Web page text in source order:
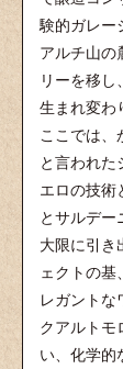
験的ガレー
アルチ山の
リーを移
生まれ変わ
ここでは、
と言われ
エロの技術
とサルデ
大限に引き
ェクトの
レガントな
クアルトモ
い、化学的